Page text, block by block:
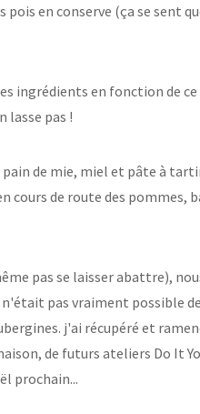
en conserve (ça se sent
ingrédients en fonction de ce
lasse pas !
de mie, miel et pâte à
cours de route des pommes,
pas se laisser abattre),
pas vraiment possible
j'ai récupéré et
de futurs ateliers Do It
prochain...